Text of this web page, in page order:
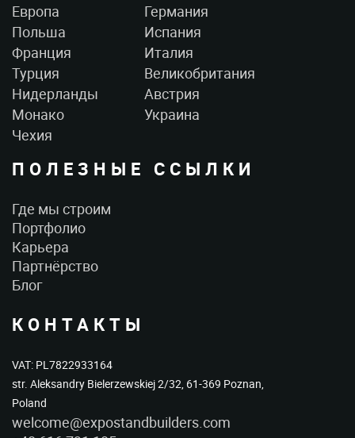
Европа
Германия
Польша
Испания
Франция
Италия
Турция
Великобритания
Нидерланды
Австрия
Монако
Украина
Чехия
ПОЛЕЗНЫЕ ССЫЛКИ
Где мы строим
Портфолио
Карьера
Партнёрство
Блог
КОНТАКТЫ
VAT: PL7822933164
str. Aleksandry Bielerzewskiej 2/32, 61-369 Poznan,
Poland
welcome@expostandbuilders.com